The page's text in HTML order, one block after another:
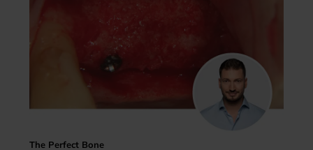
The Perfect Bone